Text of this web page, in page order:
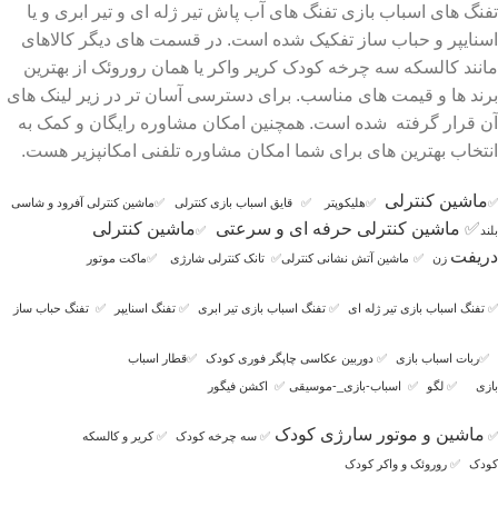
تفنگ های اسباب بازی تفنگ های آب پاش تیر ژله ای و تیر ابری و یا
اسنایپر و حباب ساز تفکیک شده است. در قسمت های دیگر کالاهای
مانند کالسکه سه چرخه کودک کریر واکر یا همان روروئک از بهترین
برند ها و قیمت های مناسب. برای دسترسی آسان تر در زیر لینک های
آن قرار گرفته شده است. همچنین امکان مشاوره رایگان و کمک به
انتخاب بهترین های برای شما امکان مشاوره تلفنی امکانپزیر هست.
✅ماشین کنترلی ✅هلیکوپتر ✅ قایق اسباب بازی کنترلی ✅ماشین کنترلی آفرود و شاسی
بلند ✅ ماشین کنترلی حرفه ای و سرعتی ✅ماشین کنترلی
دریفت زن ✅ ماشین آتش نشانی کنترلی✅ تانک کنترلی شارژی ✅ماکت موتور
✅ تفنگ اسباب بازی تیر ژله ای ✅ تفنگ اسباب بازی تیر ابری ✅ تفنگ اسنایپر ✅ تفنگ حباب ساز
✅ربات اسباب بازی ✅ دوربین عکاسی چاپگر فوری کودک ✅قطار اسباب
بازی ✅ لگو ✅ اسباب-بازی_-موسیقی ✅ اکشن فیگور
✅ ماشین و موتور سارژی کودک ✅ سه چرخه کودک ✅کریر و کالسکه
کودک ✅ روروئک و واکر کودک